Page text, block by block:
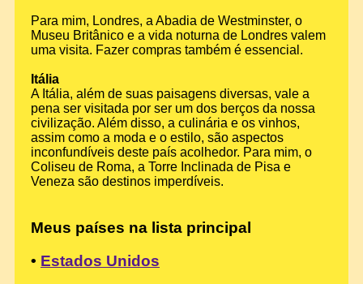
Para mim, Londres, a Abadia de Westminster, o
Museu Britânico e a vida noturna de Londres valem
uma visita. Fazer compras também é essencial.
Itália
A Itália, além de suas paisagens diversas, vale a
pena ser visitada por ser um dos berços da nossa
civilização. Além disso, a culinária e os vinhos,
assim como a moda e o estilo, são aspectos
inconfundíveis deste país acolhedor. Para mim, o
Coliseu de Roma, a Torre Inclinada de Pisa e
Veneza são destinos imperdíveis.
Meus países na lista principal
• Estados Unidos